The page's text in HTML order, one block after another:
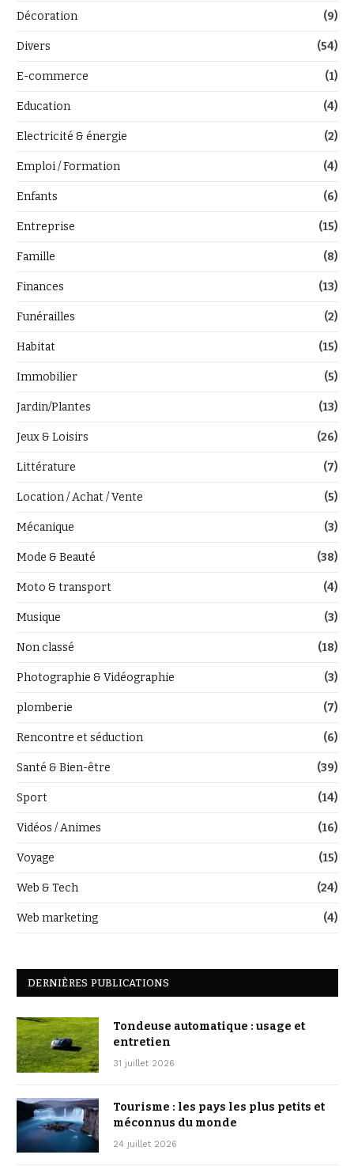
Décoration (9)
Divers (54)
E-commerce (1)
Education (4)
Electricité & énergie (2)
Emploi / Formation (4)
Enfants (6)
Entreprise (15)
Famille (8)
Finances (13)
Funérailles (2)
Habitat (15)
Immobilier (5)
Jardin/Plantes (13)
Jeux & Loisirs (26)
Littérature (7)
Location / Achat / Vente (5)
Mécanique (3)
Mode & Beauté (38)
Moto & transport (4)
Musique (3)
Non classé (18)
Photographie & Vidéographie (3)
plomberie (7)
Rencontre et séduction (6)
Santé & Bien-être (39)
Sport (14)
Vidéos / Animes (16)
Voyage (15)
Web & Tech (24)
Web marketing (4)
DERNIÈRES PUBLICATIONS
Tondeuse automatique : usage et
entretien
31 juillet 2026
Tourisme : les pays les plus petits et
méconnus du monde
24 juillet 2026